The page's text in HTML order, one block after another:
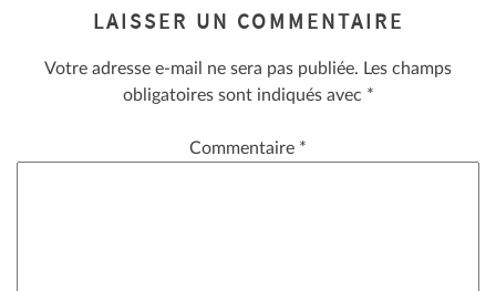
L’ARTICLE
LAISSER UN COMMENTAIRE
Votre adresse e-mail ne sera pas publiée. Les champs
obligatoires sont indiqués avec *
Commentaire *